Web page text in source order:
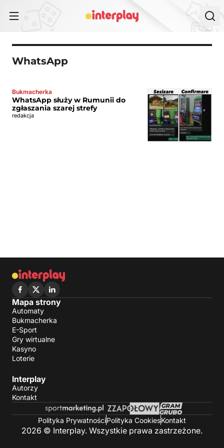
WhatsApp
Bukmacherka
WhatsApp służy w Rumunii do
zgłaszania szarej strefy
redakcja
Mapa strony
Automaty
Bukmacherka
E-Sport
Gry wirtualne
Kasyno
Loterie
Interplay
Autorzy
Kontakt
Polityka PrywatnościPolityka CookiesKontakt
2026 © Interplay. Wszystkie prawa zastrzeżone.